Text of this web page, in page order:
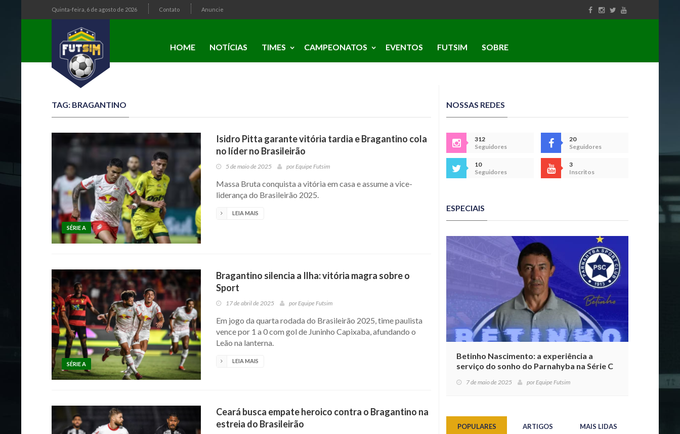
Quinta-feira, 6 de agosto de 2026 Contato Anuncie
HOME NOTÍCIAS TIMES CAMPEONATOS EVENTOS FUTSIM SOBRE
TAG: BRAGANTINO
SÉRIE A
Isidro Pitta garante vitória tardia e Bragantino cola
no líder no Brasileirão
5 de maio de 2025 porEquipe Futsim
Massa Bruta conquista a vitória em casa e assume a vice-
liderança do Brasileirão 2025.
LEIA MAIS
SÉRIE A
Bragantino silencia a Ilha: vitória magra sobre o
Sport
17 de abril de 2025 por Equipe Futsim
Em jogo da quarta rodada do Brasileirão 2025, time paulista
vence por 1 a 0 com gol de Juninho Capixaba, afundando o
Leão na lanterna.
LEIA MAIS
Ceará busca empate heroico contra o Bragantino na
estreia do Brasileirão
NOSSAS REDES
312
Seguidores
20
Seguidores
10
Seguidores
3
Inscritos
ESPECIAIS
Betinho Nascimento: a experiência a
serviço do sonho do Parnahyba na Série C
7 de maio de 2025 porEquipe Futsim
POPULARES ARTIGOS MAIS LIDAS